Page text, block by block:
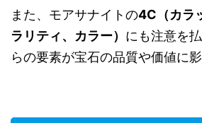
また、モアサナイトの4C（カラ
ラリティ、カラー） にも注意を
らの要素が宝石の品質や価値に